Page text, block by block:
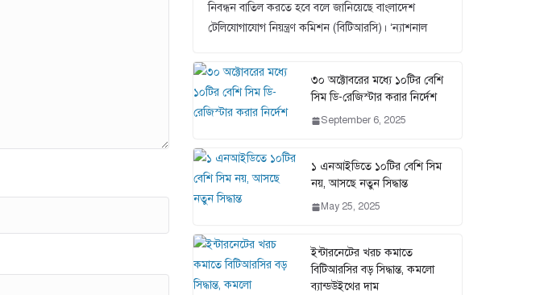
নিবন্ধন বাতিল করতে হবে বলে জানিয়েছে বাংলাদেশ
টেলিযোগাযোগ নিয়ন্ত্রণ কমিশন (বিটিআরসি)। ‘ন্যাশনাল
৩০ অক্টোবরের মধ্যে ১০টির বেশি
সিম ডি-রেজিস্টার করার নির্দেশ
September 6, 2025
১ এনআইডিতে ১০টির বেশি সিম
নয়, আসছে নতুন সিদ্ধান্ত
May 25, 2025
ইন্টারনেটের খরচ কমাতে
বিটিআরসির বড় সিদ্ধান্ত, কমলো
ব্যান্ডউইথের দাম